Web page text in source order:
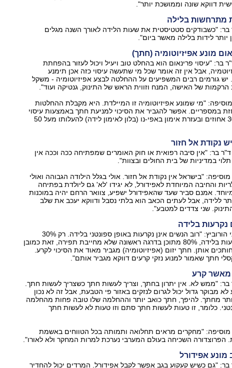
דווקא שונה וממושכת יותר".
מתרחשות בלילה
בר: "כשבודקים סטטיסטית את שעות הלידה לאורך השנה מגלים
יותר לידות בלילה מאשר ביום".
מונע אפיזיוטומיה (חתך)
בר: "עיסוי פרינאום הוא בהחלט טוב ויעיל ויכול לעזור בהפחתת
אבל אין זה אומר שכל מי שתעשה עיסוי כזה אכן תימנע
יש גורמים רבים המשפיעים על ההחלטה לבצע אפיזיוטומיה - משקל
הרקמות של האישה, המנח וזווית הראש של התינוק, גנטיקה ועוד".
מוסיפה: "מי שמונע אפיזיוטומיה זו המיילדת. היא מקבלת ההחלטות
במספריים. אפשר להגביר את הסיכוי למניעת חתך באמצעות עיסוי
פרינאום ב-30 אחוזים ובעזרת אימון באפי-נו (בלון לאימון לידה) להעלותו מעל 50
נקודת אל חזור
ד"ר בר: "אין סיבה רפואית או חוק האומרים שמפתיחה ככה וככה אין
במדיניות של בית החולים ובצוות".
מוסיפה: "בישראל אין נקודת אל חזור. אולי בגלל הילודה הגבוהה ואולי
והחיבה המיוחדת לאפידורל, לא יגידו 'לא' גם ליולדת בפתיחה
אמנם סביר שעד שהאפידורל ישפיע, צוואר הרחם יהיה במוכנות
ללידה, אבל לעתים הכאב הוא בלתי נסבל ודווקא יעכב את שלב
שני צדדים למטבע".
נקרעות בלידה
קרני הורוביץ: "רוב הנשים אינן נקרעות באופן ספונטני בלידה. רק 30%
מהנשים נקרעות בלידה, 80% מתוכן בדרגה ראשונה שלא מחייבת תפירה, זאת כמובן
אותן. חתך יזום (אפיזיוטומיה) מגביר מאוד את הסיכוי לקרע.
חתך שאמור למנוע נזקי קרעים דווקא מגביר אותם".
מאשר קרע
בר: "ממש לא. אין יתרון בחתך, וצריך לעשות חתך כשצריך לעשות חתך.
לא מבוקר גדול יכול לגרום לנזקים באזור פי הטבעת, אבל זה לא נכון
מחתך. להיפך, חתך כואב יותר וההחלמה שלו טובה פחות מהחלמה
כלומר, זו טעות לעשות חתך סתם וזו טעות לא לעשות חתך
מוסיפה: "מחקרים מראים תחלואה ותמותה בכל הטווחים באשמת
הפרוצדורה השכיחה בעולם המערבי נערכת למרות המחקר ולא לאורו".
מונע אפידורל
בר: "גם כשיש קעקוע בגב אפשר לקבל אפידורל. המרדים יכול להחדיר